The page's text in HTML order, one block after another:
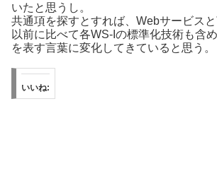
いたと思うし。
共通項を探すとすれば、Webサービス
以前に比べて各WS-Iの標準化技術も含
を表す言葉に変化してきていると思う。
いいね: